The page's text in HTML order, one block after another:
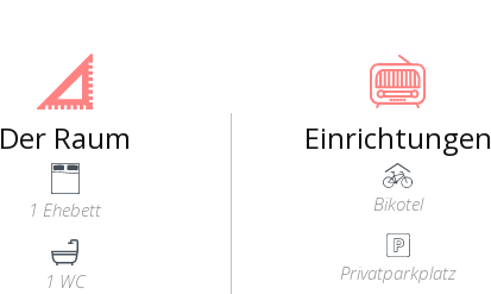
Der Raum
1 Ehebett
1 WC
Einrichtungen
Bikotel
Privatparkplatz